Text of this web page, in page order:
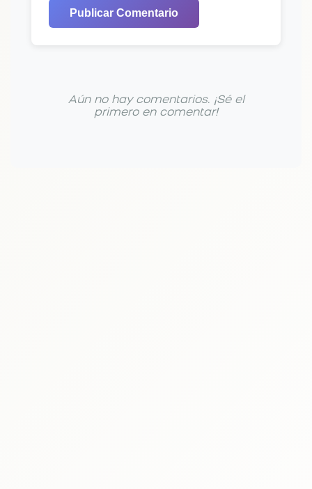
Publicar Comentario
Aún no hay comentarios. ¡Sé el
primero en comentar!